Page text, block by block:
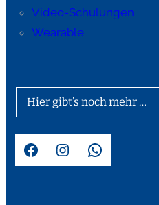
Video-Schulungen
Wearable
Hier gibt’s noch mehr …
Facebook Instagram WhatsApp